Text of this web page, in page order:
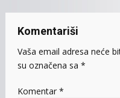
Komentariši
Vaša email adresa neće
su označena sa *
Komentar *